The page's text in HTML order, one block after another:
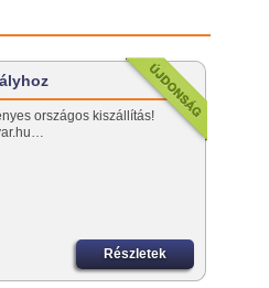
országos kiszállítás!
Részletek